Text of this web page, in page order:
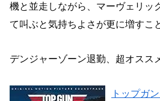
機と並走しながら、マーヴェリッ
て叫ぶと気持ちよさが更に増すこ
デンジャーゾーン退勤、超オスス
トップガ